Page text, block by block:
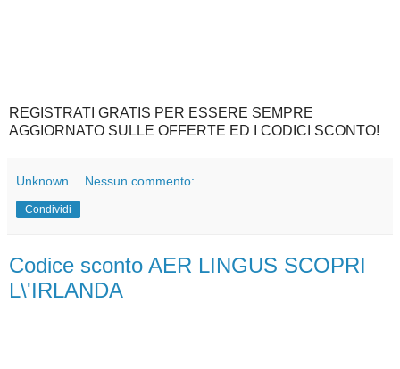
REGISTRATI GRATIS PER ESSERE SEMPRE
AGGIORNATO SULLE OFFERTE ED I CODICI SCONTO!
Unknown Nessun commento:
Condividi
Codice sconto AER LINGUS SCOPRI
L\'IRLANDA